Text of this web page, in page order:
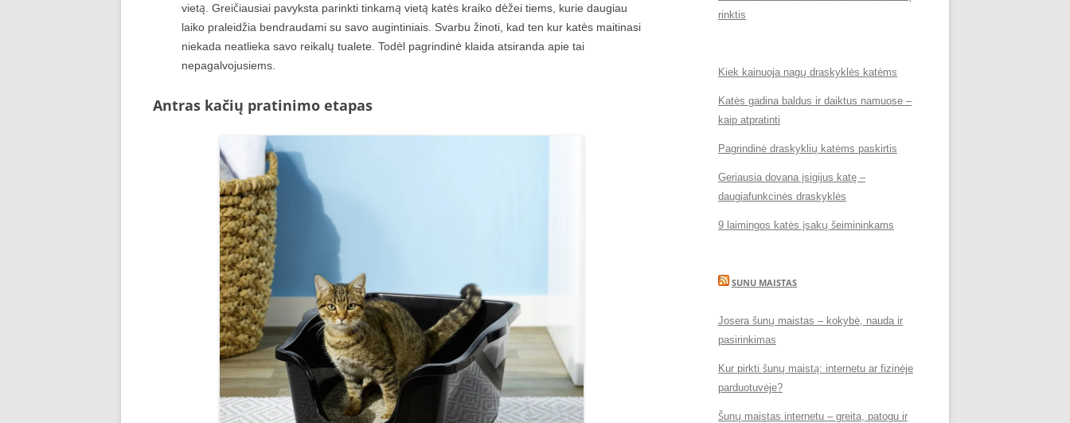
vietą. Greičiausiai pavyksta parinkti tinkamą vietą katės kraiko dėžei tiems, kurie daugiau
laiko praleidžia bendraudami su savo augintiniais. Svarbu žinoti, kad ten kur katės maitinasi
niekada neatlieka savo reikalų tualete. Todėl pagrindinė klaida atsiranda apie tai
nepagalvojusiems.
Antras kačių pratinimo etapas
rinktis
Kiek kainuoja nagų draskyklės katėms
Katės gadina baldus ir daiktus namuose –
kaip atpratinti
Pagrindinė draskyklių katėms paskirtis
Geriausia dovana įsigijus katę –
daugiafunkcinės draskyklės
9 laimingos katės įsakų šeimininkams
SUNU MAISTAS
Josera šunų maistas – kokybė, nauda ir
pasirinkimas
Kur pirkti šunų maistą: internetu ar fizinėje
parduotuvėje?
Šunų maistas internetu – greita, patogu ir